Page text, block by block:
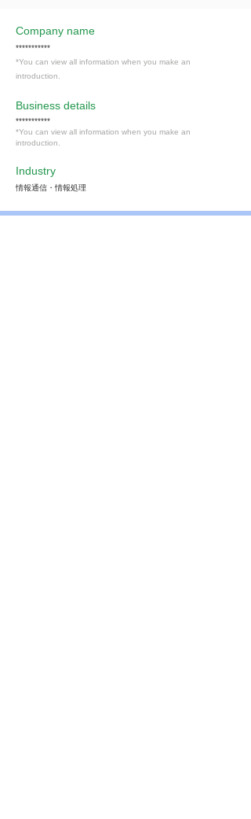
Company name
***********
*You can view all information when you make an
introduction.
​Business details
***********
*You can view all information when you make an
introduction.
Industry
情報通信・情報処理